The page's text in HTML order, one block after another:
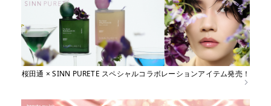
桜田通 × SINN PURETE スペシャルコラボレーションアイテム発売！